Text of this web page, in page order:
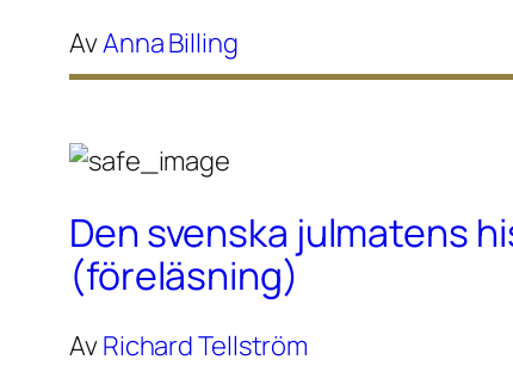
AvAnna Billing
Den svenska julmatens
(föreläsning)
AvRichard Tellström